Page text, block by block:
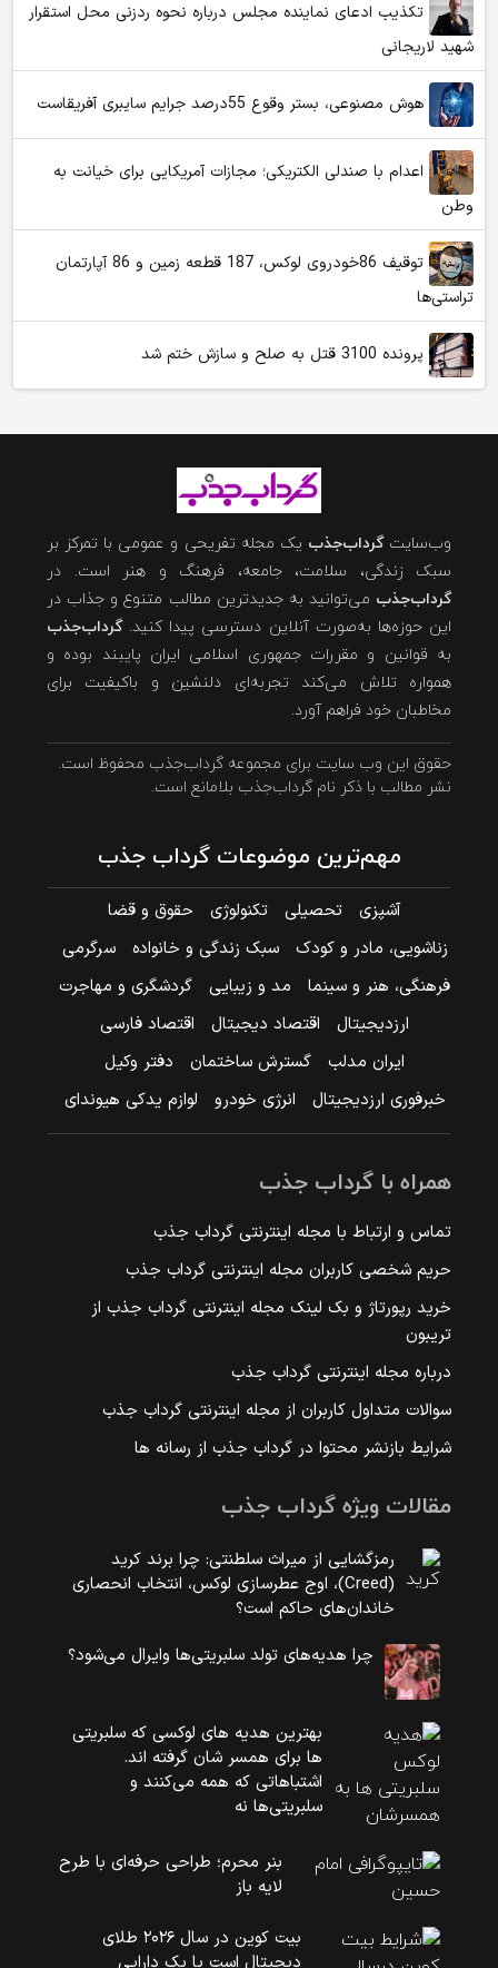
تکذیب ادعای نماینده مجلس درباره نحوه ردزنی محل استقرار
شهید لاریجانی
هوش مصنوعی، بستر وقوع 55درصد جرایم سایبری آفریقاست
اعدام با صندلی الکتریکی؛ مجازات آمریکایی برای خیانت به
وطن
توقیف 86خودروی لوکس، 187 قطعه زمین و 86 آپارتمان
تراستی‌ها
پرونده 3100 قتل به صلح و سازش ختم شد
وب‌سایتگرداب‌جذب یک مجله تفریحی و عمومی با تمرکز بر
سبک زندگی، سلامت، جامعه، فرهنگ و هنر است. در
گرداب‌جذب می‌توانید به جدیدترین مطالب متنوع و جذاب در
این حوزه‌ها به‌صورت آنلاین دسترسی پیدا کنید.گرداب‌جذب
به قوانین و مقررات جمهوری اسلامی ایران پایبند بوده و
همواره تلاش می‌کند تجربه‌ای دلنشین و باکیفیت برای
مخاطبان خود فراهم آورد.
حقوق این وب سایت برای مجموعه گرداب‌جذب محفوظ است.
نشر مطالب با ذکر نام گرداب‌جذب بلامانع است.
مهم‌ترین موضوعات گرداب جذب
آشپزی تحصیلی تکنولوژی
حقوق و قضا
زناشویی، مادر و کودک
سبک زندگی و خانواده
سرگرمی
فرهنگی، هنر و سینما
مد و زیبایی
گردشگری و مهاجرت
ارزدیجیتال
اقتصاد دیجیتال
اقتصاد فارسی
ایران مدلب
گسترش ساختمان
دفتر وکیل
خبرفوری ارزدیجیتال
انرژی خودرو لوازم یدکی هیوندای
همراه با گرداب جذب
تماس و ارتباط با مجله اینترنتی گرداب جذب
حریم شخصی کاربران مجله اینترنتی گرداب جذب
خرید رپورتاژ و بک لینک مجله اینترنتی گرداب جذب از
تریبون
درباره مجله اینترنتی گرداب جذب
سوالات متداول کاربران از مجله اینترنتی گرداب جذب
شرایط بازنشر محتوا در گرداب جذب از رسانه ها
مقالات ویژه گرداب جذب
رمزگشایی از میراث سلطنتی: چرا برند کرید
(Creed)، اوج عطرسازی لوکس، انتخاب انحصاری
خاندان‌های حاکم است؟
چرا هدیه‌های تولد سلبریتی‌ها وایرال می‌شود؟
بهترین هدیه های لوکسی که سلبریتی
ها برای همسر شان گرفته اند.
اشتباهاتی که همه می‌کنند و
سلبریتی‌ها نه
بنر محرم؛ طراحی حرفه‌ای با طرح
لایه باز
بیت کوین در سال ۲۰۲۶ طلای